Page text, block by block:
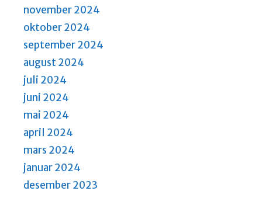
november 2024
oktober 2024
september 2024
august 2024
juli 2024
juni 2024
mai 2024
april 2024
mars 2024
januar 2024
desember 2023